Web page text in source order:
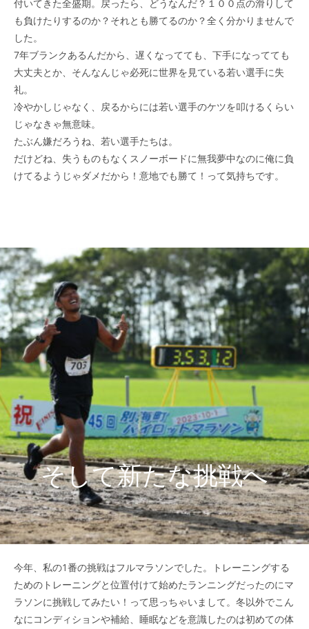
付いてきた全盛期。戻ったら、どうなんだ？１００点の滑りして
も負けたりするのか？それとも勝てるのか？全く分かりませんで
した。
7年ブランクあるんだから、遅くなってても、下手になってても
大丈夫とか、そんなんじゃ必死に世界を見ている若い選手に失
礼。
冷やかしじゃなく、戻るからには若い選手のケツを叩けるくらい
じゃなきゃ無意味。
たぶん嫌だろうね、若い選手たちは。
だけどね、失うものもなくスノーボードに無我夢中なのに俺に負
けてるようじゃダメだから！意地でも勝て！って気持ちです。
そして新たな挑戦へ
今年、私の1番の挑戦はフルマラソンでした。トレーニングする
ためのトレーニングと位置付けて始めたランニングだったのにマ
ラソンに挑戦してみたい！って思っちゃいまして。冬以外でこん
なにコンディションや補給、睡眠などを意識したのは初めての体